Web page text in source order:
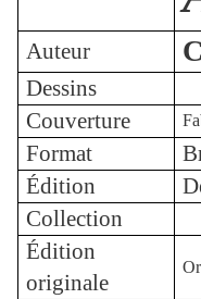
Auteur
Dessins
Couverture
Format
Édition
Collection
Édition
originale